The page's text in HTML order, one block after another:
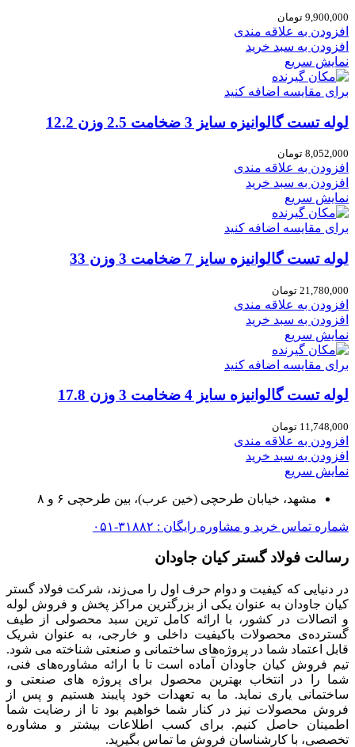
9,900,000 تومان
افزودن به علاقه مندی
افزودن به سبد خرید
نمایش سریع
برای مقایسه اضافه کنید
لوله تست گالوانیزه سایز 3 ضخامت 2.5 وزن 12.2
8,052,000 تومان
افزودن به علاقه مندی
افزودن به سبد خرید
نمایش سریع
برای مقایسه اضافه کنید
لوله تست گالوانیزه سایز 7 ضخامت 3 وزن 33
21,780,000 تومان
افزودن به علاقه مندی
افزودن به سبد خرید
نمایش سریع
برای مقایسه اضافه کنید
لوله تست گالوانیزه سایز 4 ضخامت 3 وزن 17.8
11,748,000 تومان
افزودن به علاقه مندی
افزودن به سبد خرید
نمایش سریع
مشهد، خیابان طرحچی (خین عرب)، بین طرحچی ۶ و ۸
شماره تماس خرید و مشاوره رایگان : ۳۱۸۸۲-۰۵۱
رسالت فولاد گستر کیان جاودان
در دنیایی که کیفیت و دوام حرف اول را می‌زند، شرکت فولاد گستر
کیان جاودان به عنوان یکی از بزرگترین مراکز پخش و فروش لوله
و اتصالات در کشور، با ارائه کامل ترین سبد محصولی از طیف
گسترده‌‌ی محصولات باکیفیت داخلی و خارجی، به عنوان شریک
قابل اعتماد شما در پروژه‌های ساختمانی و صنعتی شناخته می شود.
تیم فروش کیان جاودان آماده است تا با ارائه مشاوره‌های فنی،
شما را در انتخاب بهترین محصول برای پروژه های صنعتی و
ساختمانی یاری نماید. ما به تعهدات خود پایبند هستیم و پس از
فروش محصولات نیز در کنار شما خواهیم بود تا از رضایت شما
اطمینان حاصل کنیم. برای کسب اطلاعات بیشتر و مشاوره
تخصصی، با کارشناسان فروش ما تماس بگیرید.